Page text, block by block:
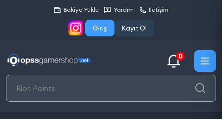
Bakiye Yükle Yardım İletişim
Giriş Kayıt Ol
0